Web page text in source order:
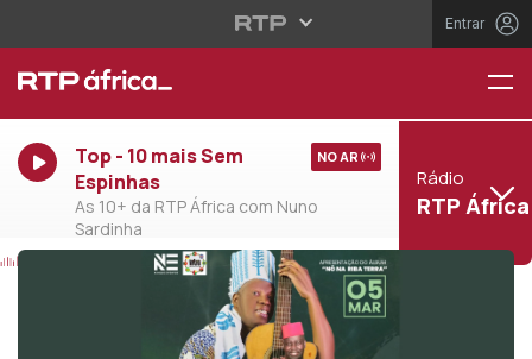
Entrar
Top - 10 mais Sem
Espinhas
As 10+ da RTP África com Nuno
Sardinha
NO AR
Rádio
RTP África